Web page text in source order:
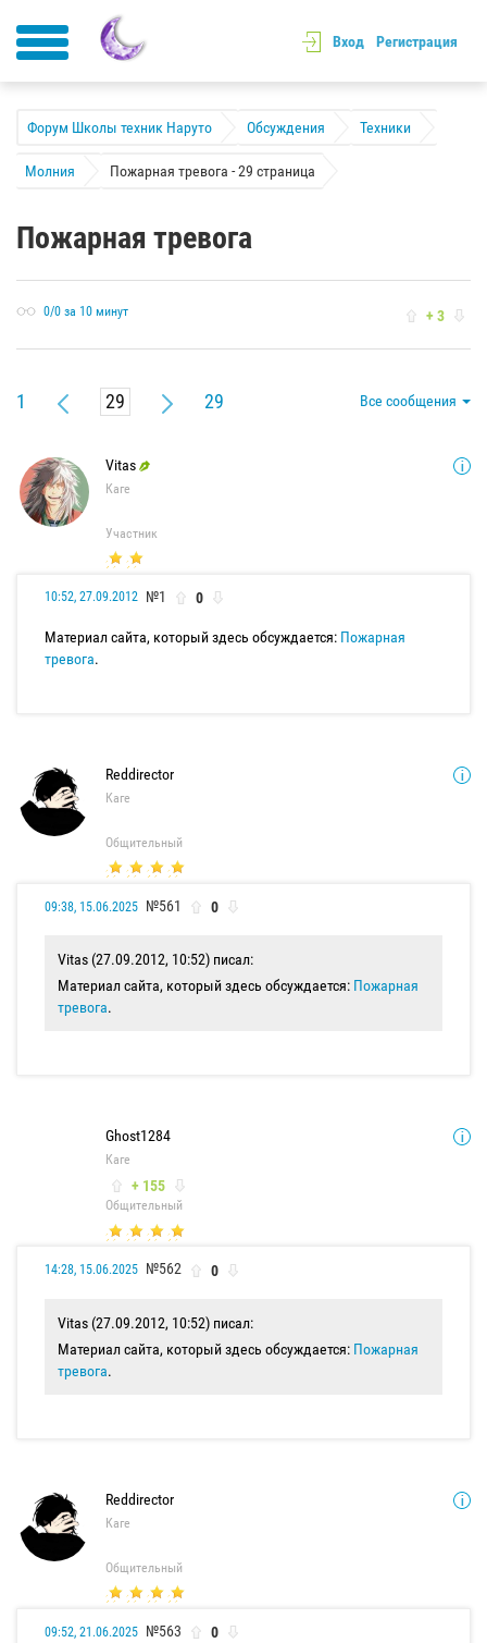
Вход Регистрация
Форум Школы техник Наруто Обсуждения Техники
Молния Пожарная тревога - 29 страница
Пожарная тревога
0/0 за 10 минут + 3
1 29 Все сообщения
Vitas
Каге
Участник
10:52, 27.09.2012 №1 0
Материал сайта, который здесь обсуждается: Пожарная
тревога.
Reddirector
Каге
Общительный
09:38, 15.06.2025 №561 0
Vitas (27.09.2012, 10:52) писал:
Материал сайта, который здесь обсуждается: Пожарная
тревога.
Ghost1284
Каге
+ 155
Общительный
14:28, 15.06.2025 №562 0
Vitas (27.09.2012, 10:52) писал:
Материал сайта, который здесь обсуждается: Пожарная
тревога.
Reddirector
Каге
Общительный
09:52, 21.06.2025 №563 0